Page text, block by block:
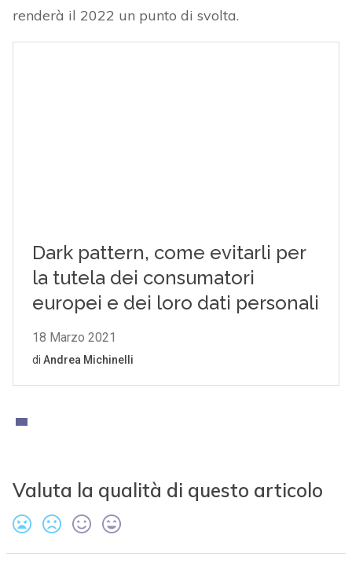
renderà il 2022 un punto di svolta.
Valuta la qualità di questo articolo